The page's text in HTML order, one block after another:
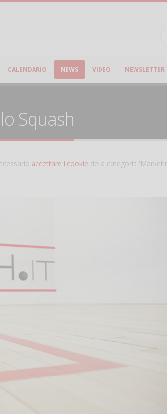
CALENDARIO NEWS VIDEO NEWSLETTER
Squash
accettare i cookie della categoria